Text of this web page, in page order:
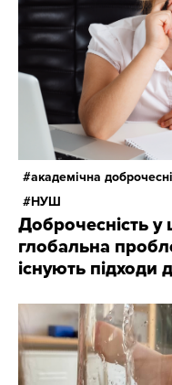
академічна
НУШ
Доброчесність
глобальна
існують підходи